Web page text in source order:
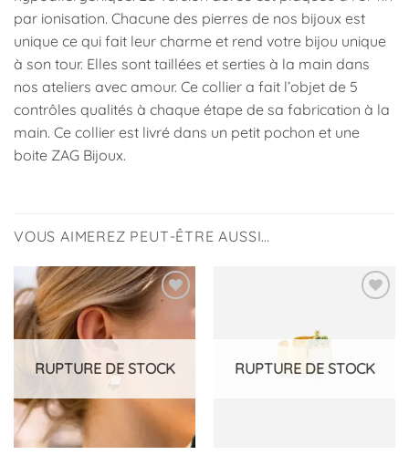
par ionisation. Chacune des pierres de nos bijoux est
unique ce qui fait leur charme et rend votre bijou unique
à son tour. Elles sont taillées et serties à la main dans
nos ateliers avec amour. Ce collier a fait l’objet de 5
contrôles qualités à chaque étape de sa fabrication à la
main. Ce collier est livré dans un petit pochon et une
boite ZAG Bijoux.
VOUS AIMEREZ PEUT-ÊTRE AUSSI…
Ajouter
liste
RUPTURE DE STOCK RUPTURE DE STOCK